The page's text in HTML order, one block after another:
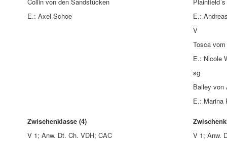
E.: Axel Schoe
E.:
V
Tosca
E.: Nicole
sg
Bailey von
E.: Marina
Zwischenklasse (4)
V 1; Anw. Dt. Ch. VDH; CAC
V 1; Anw.